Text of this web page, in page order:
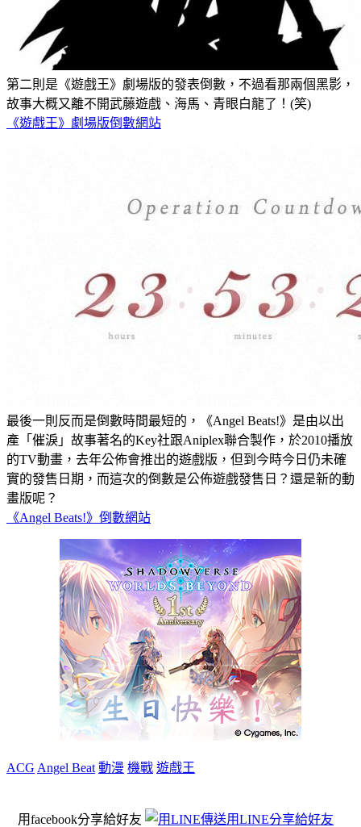
第二則是《遊戲王》劇場版的發表倒數，不過看那兩個黑影，
故事大概又離不開武藤遊戲、海馬、青眼白龍了！(笑)
《遊戲王》劇場版倒數網站
最後一則反而是倒數時間最短的，《Angel Beats!》是由以出
產「催淚」故事著名的Key社跟Aniplex聯合製作，於2010播放
的TV動畫，去年公佈會推出的遊戲版，但到今時今日仍未確
實的發售日期，而這次的倒數是公佈遊戲發售日？還是新的動
畫版呢？
《Angel Beats!》倒數網站
ACG Angel Beat 動漫 機戰 遊戲王
用facebook分享給好友 用LINE分享給好友